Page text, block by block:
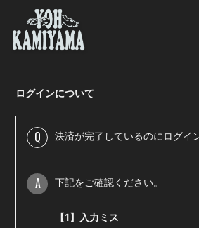
SCHEDULE
VIDEO
BLOG
MOVIE
PHOTO
ログインについて
Q 決済が完了しているのにログイ
A 下記をご確認ください。
【1】入力ミス